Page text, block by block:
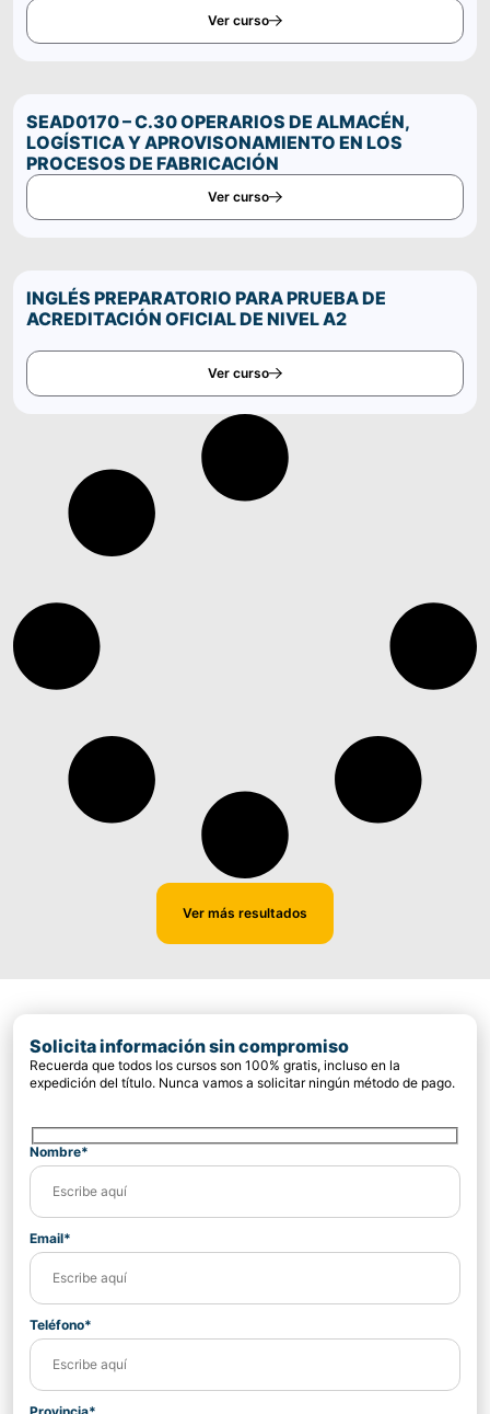
Ver curso
SEAD0170 – C.30 OPERARIOS DE ALMACÉN,
LOGÍSTICA Y APROVISONAMIENTO EN LOS
PROCESOS DE FABRICACIÓN
Ver curso
INGLÉS PREPARATORIO PARA PRUEBA DE
ACREDITACIÓN OFICIAL DE NIVEL A2
Ver curso
Ver más resultados
Solicita información sin compromiso
Recuerda que todos los cursos son 100% gratis, incluso en la
expedición del título. Nunca vamos a solicitar ningún método de pago.
Nombre*
Email*
Teléfono*